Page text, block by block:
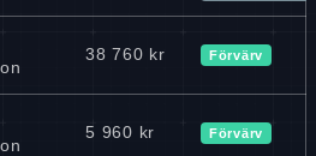
38 760 kr Förvärv
5 960 kr Förvärv